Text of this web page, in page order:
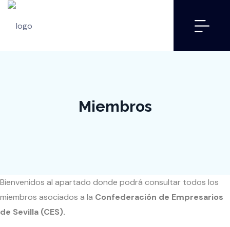
Miembros
Bienvenidos al apartado donde podrá consultar todos los
miembros asociados a la Confederación de Empresarios
de Sevilla (CES).